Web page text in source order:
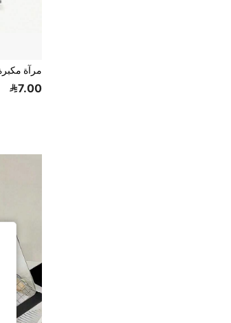
7.00